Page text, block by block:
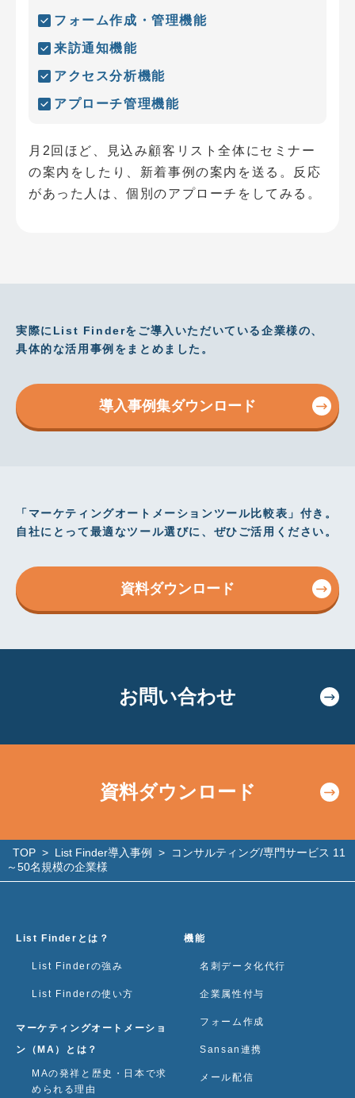
フォーム作成・管理機能
来訪通知機能
アクセス分析機能
アプローチ管理機能
月2回ほど、見込み顧客リスト全体にセミナー
の案内をしたり、新着事例の案内を送る。反応
があった人は、個別のアプローチをしてみる。
実際にList Finderをご導入いただいている企業様の、
具体的な活用事例をまとめました。
導入事例集ダウンロード
「マーケティングオートメーションツール比較表」付き。
自社にとって最適なツール選びに、ぜひご活用ください。
資料ダウンロード
お問い合わせ
資料ダウンロード
TOP > List Finder導入事例 >
コンサルティング/専門サービス 11
～50名規模の企業様
List Finderとは？
List Finderの強み
List Finderの使い方
マーケティングオートメーショ
ン（MA）とは？
MAの発祥と歴史・日本で求
められる理由
機能
名刺データ化代行
企業属性付与
フォーム作成
Sansan連携
メール配信